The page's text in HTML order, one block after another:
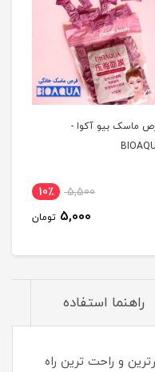
ماسک بیو آکوا -
5,500 10٪
5,000 تومان
راهنما استفاده
و راحت ترین راه